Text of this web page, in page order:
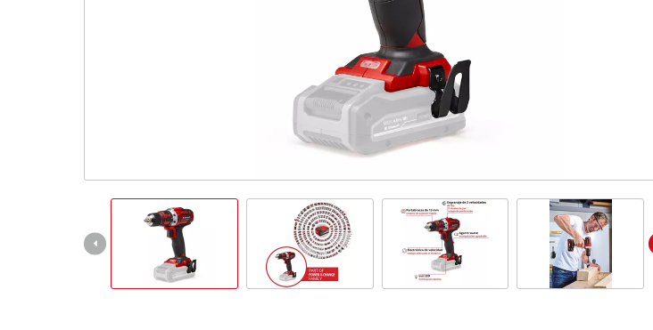
Todos los productos Power X-Change
Herramientas Power X-Change
Herramientas de jardín Power X-Change
Impacto y destornilladores